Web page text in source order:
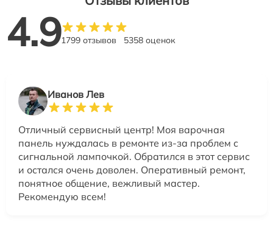
4.91799 отзывов 5358 оценок
Иванов Лев
Отличный сервисный центр! Моя варочная
панель нуждалась в ремонте из-за проблем с
сигнальной лампочкой. Обратился в этот сервис
и остался очень доволен. Оперативный ремонт,
понятное общение, вежливый мастер.
Рекомендую всем!